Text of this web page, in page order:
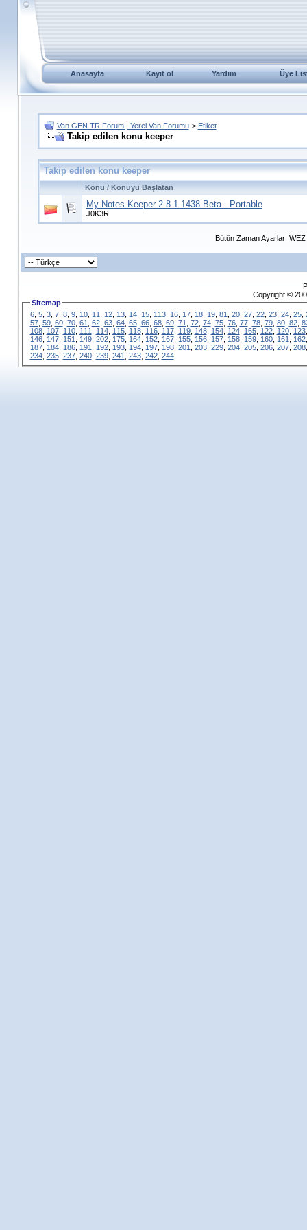
Anasayfa Kayıt ol Yardım Üye
Van.GEN.TR Forum | Yerel Van Forumu > Etiket
Takip edilen konu keeper
Takip edilen konu keeper
Konu / Konuyu Başlatan
My Notes Keeper 2.8.1.1438 Beta - Portable
J0K3R
Bütün Zaman Ayarları
Copyright ©
Sitemap
6, 5, 3, 7, 8, 9, 10, 11 12, 13, 14, 15, 113, 16, 17, 18, 19, 81 20, 27, 22, 23, 24, 25,
57, 59, 60, 70, 61 62, 63, 64, 65, 66, 68, 69, 71 72, 74, 75, 76, 77, 78, 79, 80, 82,
108, 107, 110, 111 114, 115, 118, 116, 117, 119, 148, 154, 124, 165, 122, 120, 123
146, 147, 151 149, 202, 175, 164, 152, 167, 155, 156, 157, 158, 159, 160, 161 162
187, 184, 186, 191 192, 193, 194, 197, 198, 201 203, 229, 204, 205, 206, 207, 208
234, 235, 237, 240, 239, 241 243, 242, 244,